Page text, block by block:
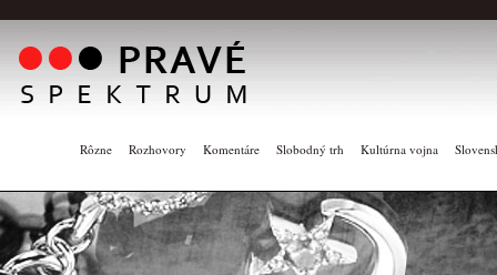
Rôzne Rozhovory Komentáre Slobodný trh Kultúrna vojna